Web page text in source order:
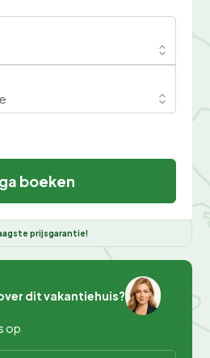
boeken
prijsgarantie!
dit vakantiehuis?
op